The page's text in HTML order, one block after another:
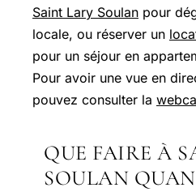
Saint Lary Soulan pour
locale, ou réserver un
pour un séjour en
Pour avoir une vue en
pouvez consulter la
QUE FAIRE À
SOULAN